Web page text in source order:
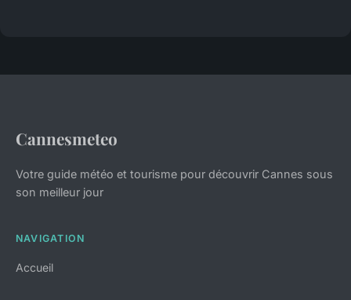
Cannesmeteo
Votre guide météo et tourisme pour découvrir Cannes sous
son meilleur jour
NAVIGATION
Accueil